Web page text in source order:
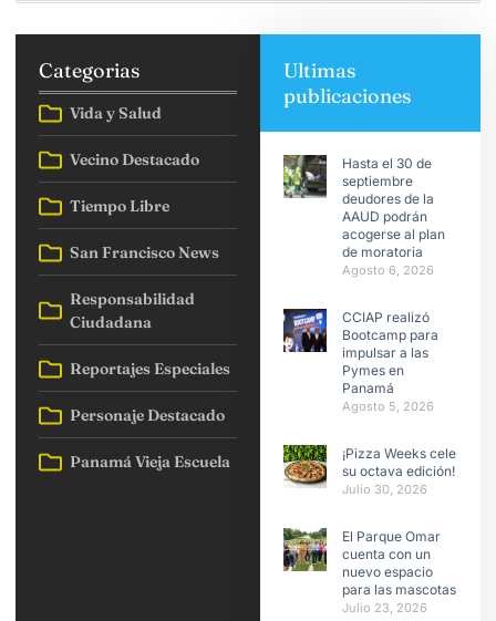
Categorias
Vida y Salud
Vecino Destacado
Tiempo Libre
San Francisco News
Responsabilidad
Ciudadana
Reportajes Especiales
Personaje Destacado
Panamá Vieja Escuela
Ultimas
publicaciones
Hasta el 30 de
septiembre
deudores de la
AAUD podrán
acogerse al plan
de moratoria
Agosto 6, 2026
CCIAP realizó
Bootcamp para
impulsar a las
Pymes en
Panamá
Agosto 5, 2026
¡Pizza Weeks celebra
su octava edición!
Julio 30, 2026
El Parque Omar
cuenta con un
nuevo espacio
para las mascotas
Julio 23, 2026